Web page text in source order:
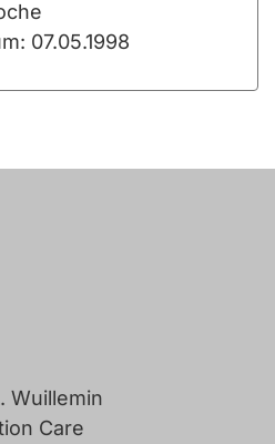
07.05.1998
Wuillemin
Care